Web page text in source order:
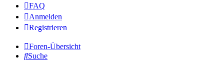
FAQ
Anmelden
Registrieren
Foren-Übersicht
Suche